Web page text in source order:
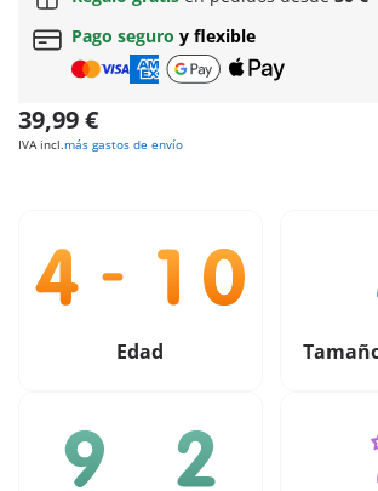
Pago seguro y flexible
39,99 €
IVA incl.más gastos de envío
Edad